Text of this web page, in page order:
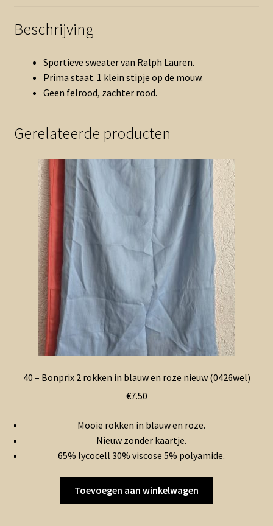
Beschrijving
Sportieve sweater van Ralph Lauren.
Prima staat. 1 klein stipje op de mouw.
Geen felrood, zachter rood.
Gerelateerde producten
40 – Bonprix 2 rokken in blauw en roze nieuw (0426wel)
€7.50
Mooie rokken in blauw en roze.
Nieuw zonder kaartje.
65% lycocell 30% viscose 5% polyamide.
Toevoegen aan winkelwagen